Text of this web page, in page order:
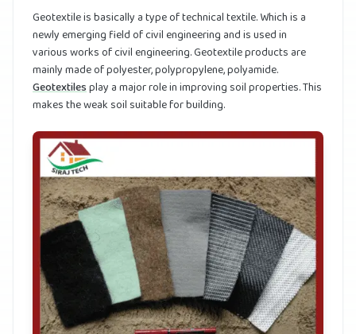
Geotextile is basically a type of technical textile. Which is a
newly emerging field of civil engineering and is used in
various works of civil engineering. Geotextile products are
mainly made of polyester, polypropylene, polyamide.
Geotextilesplay a major role in improving soil properties. This
makes the weak soil suitable for building.